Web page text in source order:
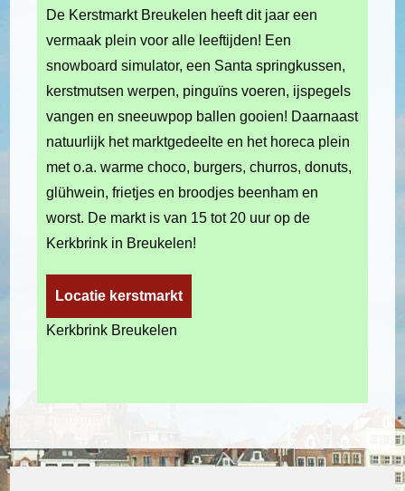
De Kerstmarkt Breukelen heeft dit jaar een
vermaak plein voor alle leeftijden! Een
snowboard simulator, een Santa springkussen,
kerstmutsen werpen, pinguïns voeren, ijspegels
vangen en sneeuwpop ballen gooien! Daarnaast
natuurlijk het marktgedeelte en het horeca plein
met o.a. warme choco, burgers, churros, donuts,
glühwein, frietjes en broodjes beenham en
worst. De markt is van 15 tot 20 uur op de
Kerkbrink in Breukelen!
Locatie kerstmarkt
Kerkbrink Breukelen